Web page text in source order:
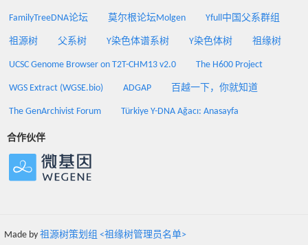
FamilyTreeDNA论坛 莫尔根论坛Molgen Yfull中国父系群组
祖源树 父系树 Y染色体谱系树 Y染色体树 祖缘树
UCSC Genome Browser on T2T-CHM13 v2.0 The H600 Project
WGS Extract (WGSE.bio) ADGAP 百越一下，你就知道
The GenArchivist Forum Türkiye Y-DNA Ağacı: Anasayfa
合作伙伴
Made by 祖源树策划组 <祖缘树管理员名单>